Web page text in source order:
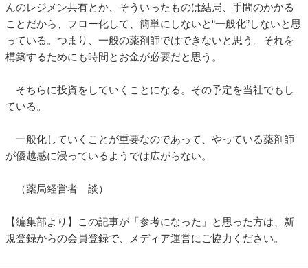
んのレジメン共有とか、そういったものは結局、手間のかかる
ことだから、フロー化して、簡単にしないと“一般化”しないと思
っている。つまり、一般の薬剤師ではできないと思う。それを
構築するためにも時間とお金が必要だと思う。
そちらに投資をしていくことになる。その予定を当社でもし
ている。
一般化していくことが重要なのであって、やっている薬剤師
が優越感に浸っているようでは広がらない。
（薬局経営者 談）
【編集部より】この記事が「参考になった」と思った方は、新
規登録からの会員登録で、メディア運営にご協力ください。